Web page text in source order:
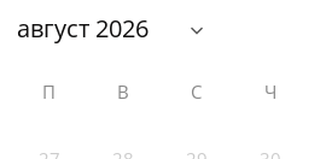
П В С Ч